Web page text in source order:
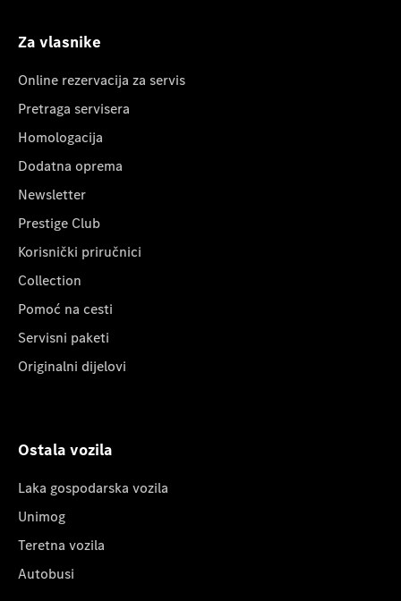
Za vlasnike
Online rezervacija za servis
Pretraga servisera
Homologacija
Dodatna oprema
Newsletter
Prestige Club
Korisnički priručnici
Collection
Pomoć na cesti
Servisni paketi
Originalni dijelovi
Ostala vozila
Laka gospodarska vozila
Unimog
Teretna vozila
Autobusi